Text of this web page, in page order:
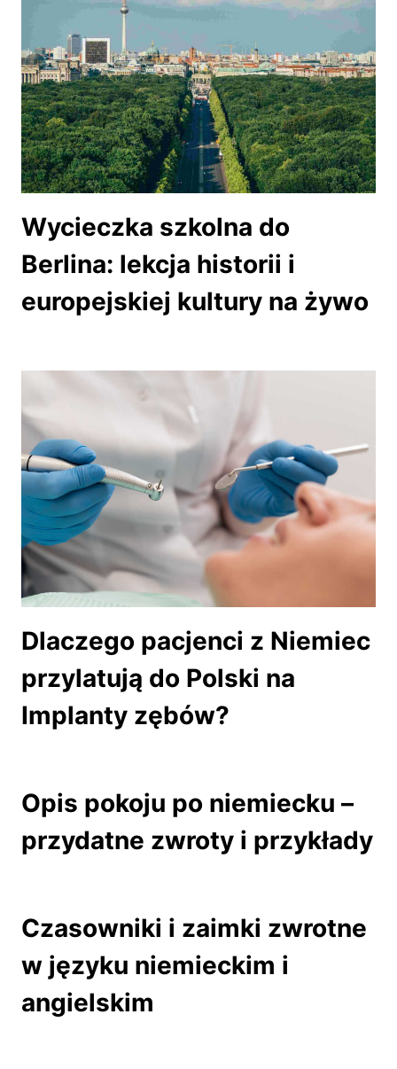
Wycieczka szkolna do
Berlina: lekcja historii i
europejskiej kultury na żywo
Dlaczego pacjenci z Niemiec
przylatują do Polski na
Implanty zębów?
Opis pokoju po niemiecku –
przydatne zwroty i przykłady
Czasowniki i zaimki zwrotne
w języku niemieckim i
angielskim